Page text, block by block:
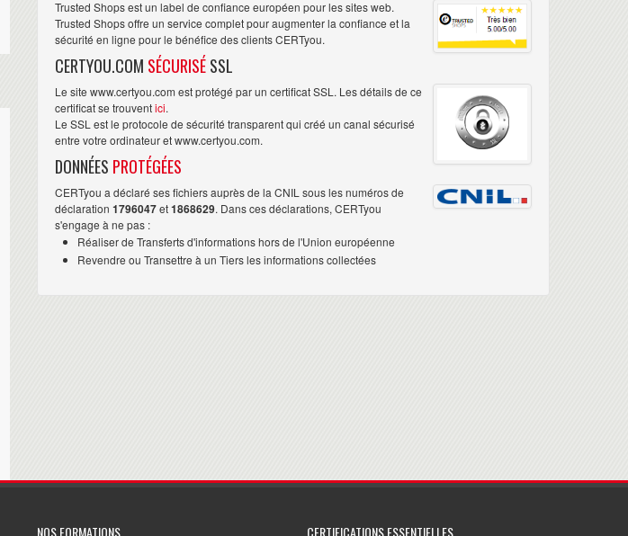
Trusted Shops est un label de confiance européen pour les sites web.
Trusted Shops offre un service complet pour augmenter la confiance et la
sécurité en ligne pour le bénéfice des clients CERTyou.
CERTYOU.COM SÉCURISÉSSL
Le site www.certyou.com est protégé par un certificat SSL. Les détails de ce
certificat se trouventici.
Le SSL est le protocole de sécurité transparent qui créé un canal sécurisé
entre votre ordinateur et www.certyou.com.
DONNÉES PROTÉGÉES
CERTyou a déclaré ses fichiers auprès de la CNIL sous les numéros de
déclaration 1796047et1868629. Dans ces déclarations, CERTyou
s'engage à ne pas :
Réaliser de Transferts d'informations hors de l'Union européenne
Revendre ou Transettre à un Tiers les informations collectées
NOS FORMATIONS CERTIFICATIONS ESSENTIELLES